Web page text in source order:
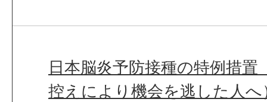
日本脳炎予防接種の特例措置
控えにより機会を逃した人へ